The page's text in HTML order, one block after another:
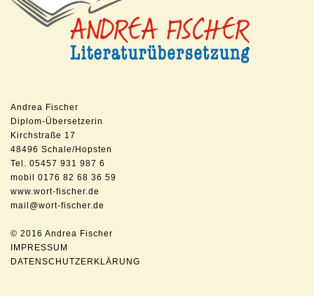
Andrea Fischer
Diplom-Übersetzerin
Kirchstraße 17
48496 Schale/Hopsten
Tel. 05457 931 987 6
mobil 0176 82 68 36 59
www.wort-fischer.de
mail@wort-fischer.de
© 2016 Andrea Fischer
IMPRESSUM
DATENSCHUTZERKLÄRUNG